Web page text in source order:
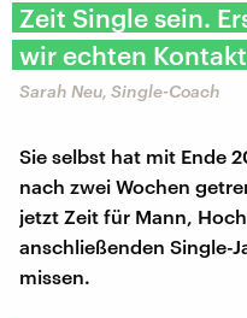
Zeit Single sein.
wir echten Kontakt
Sarah Neu, Single-Coach
Sie selbst hat mit Ende
nach zwei Wochen
jetzt Zeit für Mann,
anschließenden Single-
missen.